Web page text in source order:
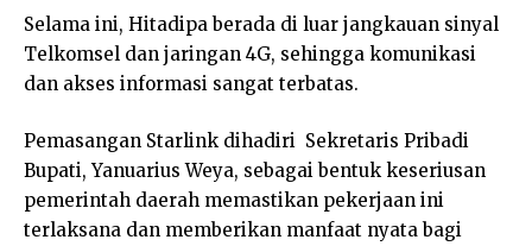
Selama ini, Hitadipa berada di luar jangkauan sinyal
Telkomsel dan jaringan 4G, sehingga komunikasi
dan akses informasi sangat terbatas.
Pemasangan Starlink dihadiri Sekretaris Pribadi
Bupati, Yanuarius Weya, sebagai bentuk keseriusan
pemerintah daerah memastikan pekerjaan ini
terlaksana dan memberikan manfaat nyata bagi